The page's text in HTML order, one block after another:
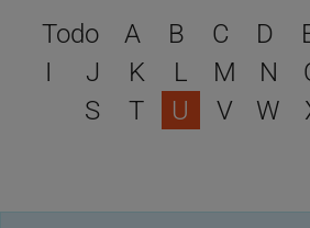
Todo A B C D
I
J K L M N
S
T U V W